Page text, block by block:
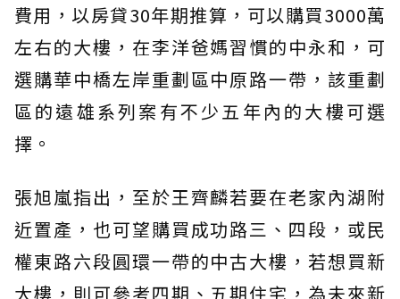
費用，以房貸30年期推算，可以購買3000萬
左右的大樓，在李洋爸媽習慣的中永和，可
選購華中橋左岸重劃區中原路一帶，該重劃
區的遠雄系列案有不少五年內的大樓可選
擇。
張旭嵐指出，至於王齊麟若要在老家內湖附
近置產，也可望購買成功路三、四段，或民
權東路六段圓環一帶的中古大樓，若想買新
大樓，則可參考四期、五期住宅，為未來新